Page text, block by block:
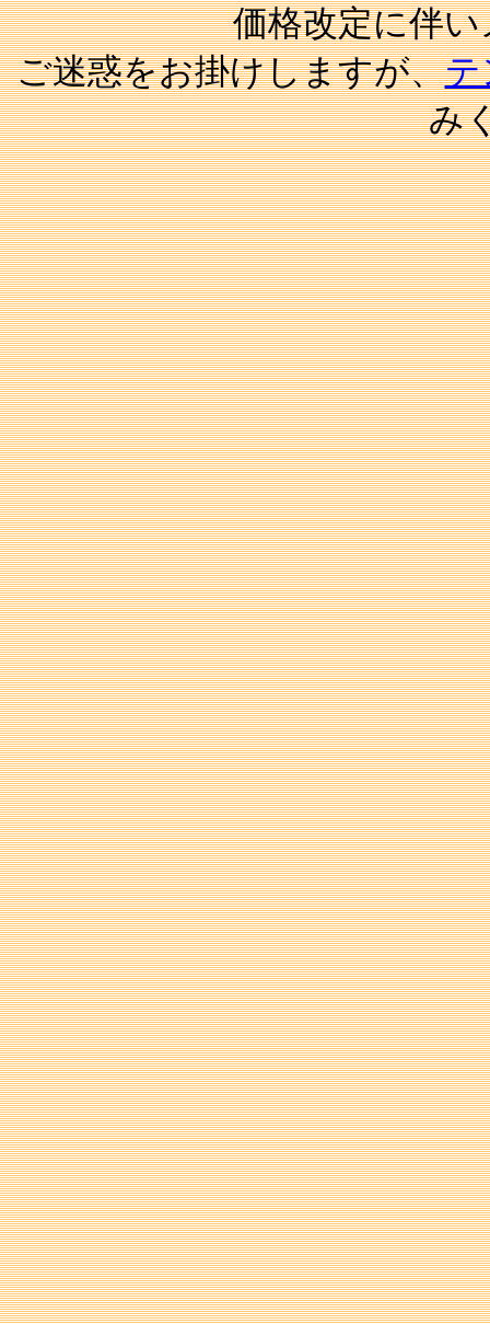
価格改定に伴
ご迷惑をお掛けしますが、テ
み